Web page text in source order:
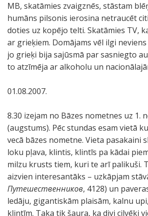
MB, skatāmies zvaigznēs, stāstam
humāns pilsonis ierosina netraucēt
doties uz kopējo telti. Skatāmies TV,
ar grieķiem. Domājams vēl ilgi
jo grieķi bija sajūsmā par sasniegto
to atzīmēja ar alkoholu un
01.08.2007.
8.30 izejam no Bāzes nometnes uz 1.
(augstums). Pēc stundas esam vietā
vecā bāzes nometne. Vieta pasakaini
loku pļava, klintis, klintīs pa kādai
milzu krusts tiem, kuri te arī palikuši.
aizvien interesantāks – uzkāpjam
Путешественников, 4128) un
ledāju, gigantiskām plaisām, kalnu
klintīm. Taka tik šaura, ka divi cilvēki